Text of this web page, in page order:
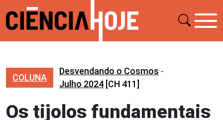
COLUNA
Desvendando o Cosmos -
Julho 2024 [CH 411]
Os tijolos fundamentais